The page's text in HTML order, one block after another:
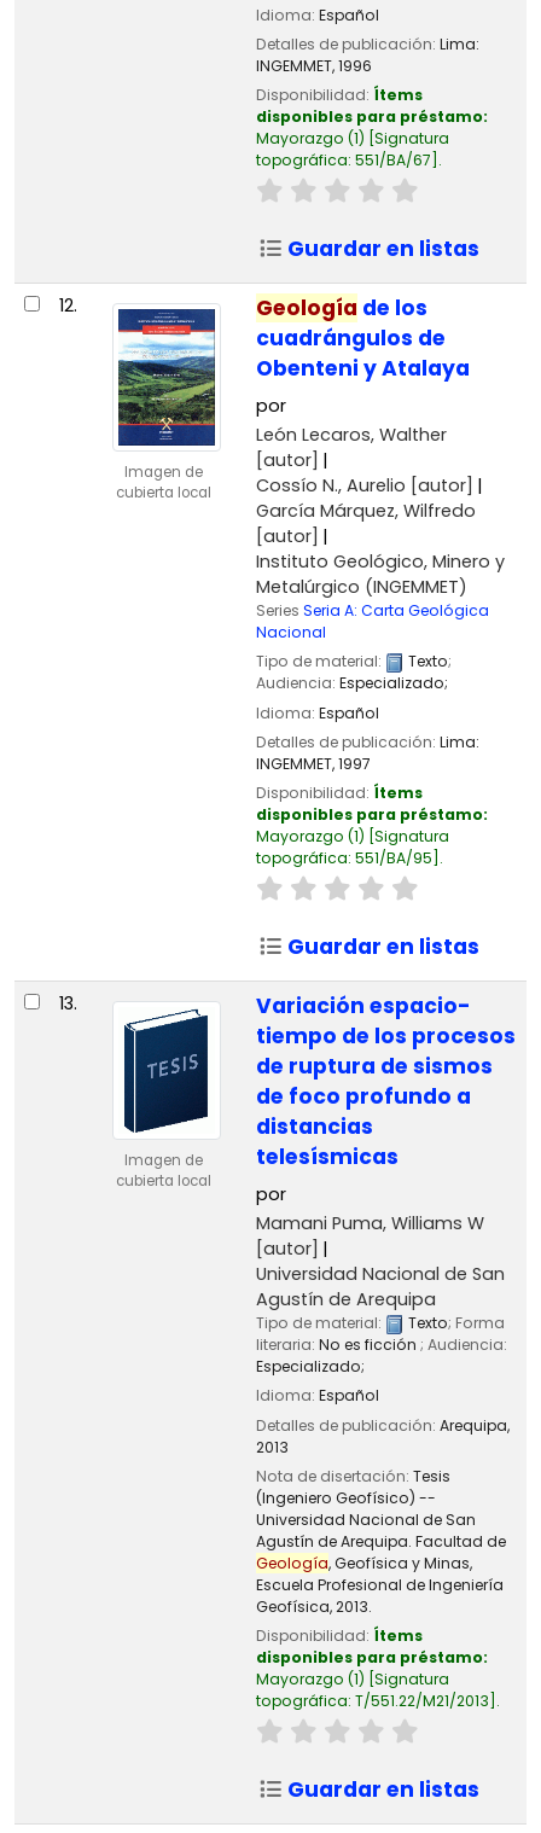
Idioma: Español
Detalles de publicación: Lima:
INGEMMET,1996
Disponibilidad: Ítems
disponibles para préstamo:
Mayorazgo (1) Signatura
topográfica: 551/BA/67 .
Guardar en listas
12.
Imagen de
cubierta local
Geología de los
cuadrángulos de
Obenteni y Atalaya
por
León Lecaros, Walther
[autor]
Cossío N., Aurelio [autor]
García Márquez, Wilfredo
[autor]
Instituto Geológico, Minero y
Metalúrgico (INGEMMET)
Series Seria A: Carta Geológica
Nacional
Tipo de material:
Texto;
Audiencia: Especializado;
Idioma: Español
Detalles de publicación: Lima:
INGEMMET,1997
Disponibilidad: Ítems
disponibles para préstamo:
Mayorazgo (1) Signatura
topográfica: 551/BA/95 .
Guardar en listas
13.
Imagen de
cubierta local
Variación espacio-
tiempo de los procesos
de ruptura de sismos
de foco profundo a
distancias
telesísmicas
por
Mamani Puma, Williams W
[autor]
Universidad Nacional de San
Agustín de Arequipa
Tipo de material: Texto; Forma
literaria: No es ficción ; Audiencia:
Especializado;
Idioma: Español
Detalles de publicación: Arequipa,
2013
Nota de disertación: Tesis
(Ingeniero Geofísico) --
Universidad Nacional de San
Agustín de Arequipa. Facultad de
Geología, Geofísica y Minas,
Escuela Profesional de Ingeniería
Geofísica, 2013.
Disponibilidad: Ítems
disponibles para préstamo:
Mayorazgo (1) Signatura
topográfica: T/551.22/M21/2013 .
Guardar en listas